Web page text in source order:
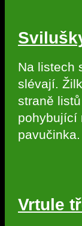
Na listech
slévají.
straně
pohybující
Vrtule